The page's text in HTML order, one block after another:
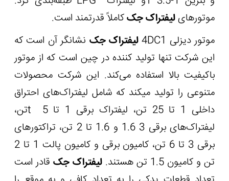
موتورهایلیفتراک جککاملاً قدرتمند است.
موتور دیزلی 4DC1لیفتراک جک نشانگر آن است که
این شرکت تنها تولید کننده در چین است که از موتور
باکیفیت بالا استفاده می‌کند. این شرکت محصولات
متنوعی را تولید می‏کند که شامل لیفتراک‌های احتراق
داخلی 1 تا 25 تن، لیفتراک برقی 1 تا 5
tتن،
لیفتراک‌های برقی 3 1.6 و 1.6 تا 2 تن، تراکتورهای
برقی 3 تا 6 تن، کامیون برقی و کامیون پالت 1 تا 2
تن و کامیون 1.5 تن هستند.
لیفتراک جک قادر است